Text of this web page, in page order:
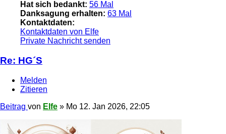
Hat sich bedankt: 56 Mal
Danksagung erhalten: 63 Mal
Kontaktdaten:
Kontaktdaten von Elfe
Private Nachricht senden
Re: HG´S
Melden
Zitieren
Beitrag von Elfe » Mo 12. Jan 2026, 22:05